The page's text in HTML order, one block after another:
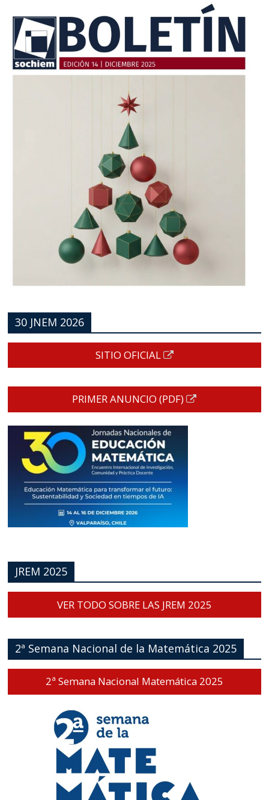
30 JNEM 2026
SITIO OFICIAL
PRIMER ANUNCIO (PDF)
JREM 2025
VER TODO SOBRE LAS JREM 2025
2ª Semana Nacional de la Matemática 2025
2ª Semana Nacional Matemática 2025